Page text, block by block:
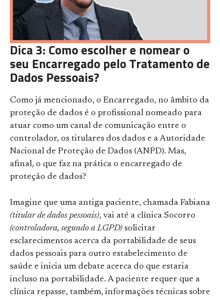
Dica 3: Como escolher e nomear o
seu Encarregado pelo Tratamento de
Dados Pessoais?
Como já mencionado, o Encarregado, no âmbito da
proteção de dados é o profissional nomeado para
atuar como um canal de comunicação entre o
controlador, os titulares dos dados e a Autoridade
Nacional de Proteção de Dados (ANPD). Mas,
afinal, o que faz na prática o encarregado de
proteção de dados?
Imagine que uma antiga paciente, chamada Fabiana
(titular de dados pessoais), vai até a clínica Socorro
(controladora, segundo a LGPD) solicitar
esclarecimentos acerca da portabilidade de seus
dados pessoais para outro estabelecimento de
saúde e inicia um debate acerca do que estaria
incluso na portabilidade. A paciente requer que a
clínica repasse, também, informações técnicas sobre